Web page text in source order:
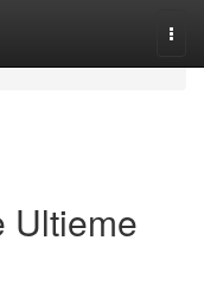
Ultieme